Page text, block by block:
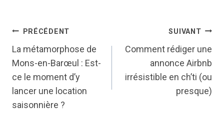
Navigation
de
l’article
PRÉCÉDENT
La métamorphose de
Mons-en-Barœul : Est-
ce le moment d’y
lancer une location
saisonnière ?
SUIVANT
Comment rédiger une
annonce Airbnb
irrésistible en ch’ti (ou
presque)